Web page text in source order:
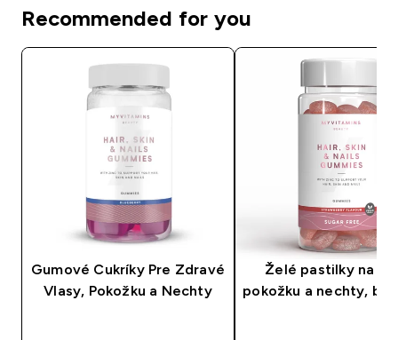
Recommended for you
Gumové Cukríky Pre Zdravé
Vlasy, Pokožku a Nechty
Želé pastilky na
pokožku a nechty,